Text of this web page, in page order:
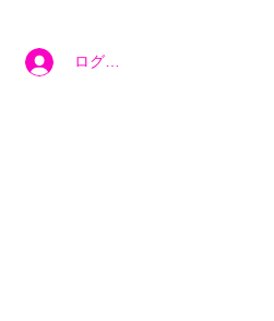
ログイン